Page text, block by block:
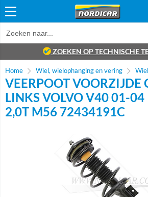
ZOEKEN OP TECHNISCHE
Home Wiel, wielophanging en vering
VEERPOOT VOORZIJDE
LINKS VOLVO V40 01-04
2,0T M56 72434191C